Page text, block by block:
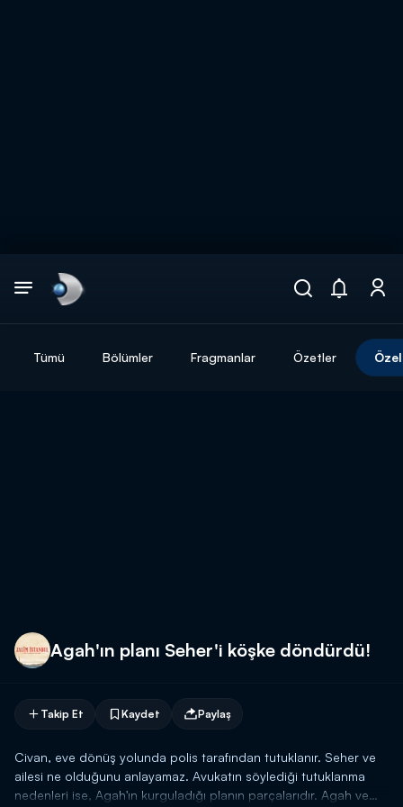
Tümü Bölümler Fragmanlar Özetler
Agah'ın planı Seher'i köşke döndürdü!
Takip Et Kaydet Paylaş
Civan, eve dönüş yolunda polis tarafından tutuklanır. Seher ve
ailesi ne olduğunu anlayamaz. Avukatın söylediği tutuklanma
nedenleri ise, Agah'ın kurguladığı planın parçalarıdır. Agah ve